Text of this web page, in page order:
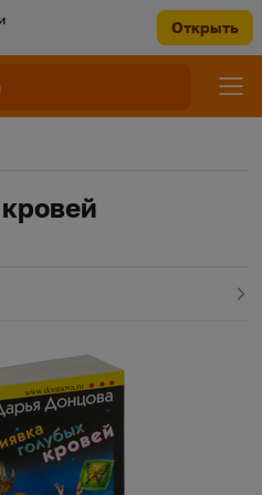
Открыть